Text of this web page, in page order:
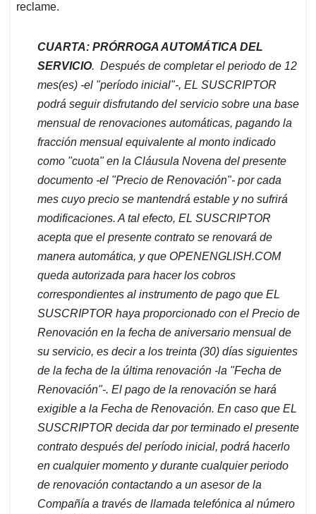
reclame.
CUARTA: PRÓRROGA AUTOMÁTICA DEL
SERVICIO. Después de completar el periodo de 12
mes(es) -el "período inicial"-, EL SUSCRIPTOR
podrá seguir disfrutando del servicio sobre una base
mensual de renovaciones automáticas, pagando la
fracción mensual equivalente al monto indicado
como "cuota" en la Cláusula Novena del presente
documento -el "Precio de Renovación"- por cada
mes cuyo precio se mantendrá estable y no sufrirá
modificaciones. A tal efecto, EL SUSCRIPTOR
acepta que el presente contrato se renovará de
manera automática, y que OPENENGLISH.COM
queda autorizada para hacer los cobros
correspondientes al instrumento de pago que EL
SUSCRIPTOR haya proporcionado con el Precio de
Renovación en la fecha de aniversario mensual de
su servicio, es decir a los treinta (30) días siguientes
de la fecha de la última renovación -la "Fecha de
Renovación"-. El pago de la renovación se hará
exigible a la Fecha de Renovación. En caso que EL
SUSCRIPTOR decida dar por terminado el presente
contrato después del período inicial, podrá hacerlo
en cualquier momento y durante cualquier periodo
de renovación contactando a un asesor de la
Compañía a través de llamada telefónica al número